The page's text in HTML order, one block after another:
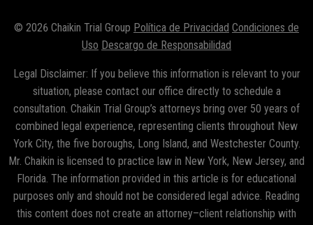
© 2026 Chaikin Trial Group Política de Privacidad Condiciones de
Uso Descargo de Responsabilidad
Legal Disclaimer: If you believe this information is relevant to your
situation, please contact our office directly to schedule a
consultation. Chaikin Trial Group’s attorneys bring over 50 years of
combined legal experience, representing clients throughout New
York City, the five boroughs, Long Island, and Westchester County.
Mr. Chaikin is licensed to practice law in New York, New Jersey, and
Florida. The information provided in this article is for educational
purposes only and should not be considered legal advice. Reading
this content does not create an attorney–client relationship with